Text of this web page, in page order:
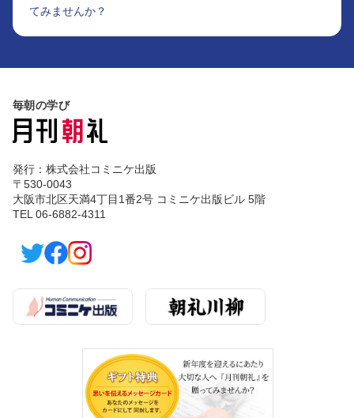
てみませんか？
毎朝の学び
発行：株式会社コミニケ出版
〒530-0043
大阪市北区天満4丁目1番2号 コミニケ出版ビル 5階
TEL 06-6882-4311